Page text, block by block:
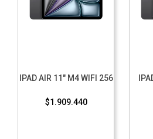
IPAD AIR 11" M4 WIFI 256
$1.909.440